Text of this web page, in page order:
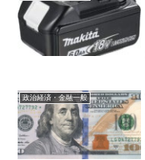
政治経済・金融一般